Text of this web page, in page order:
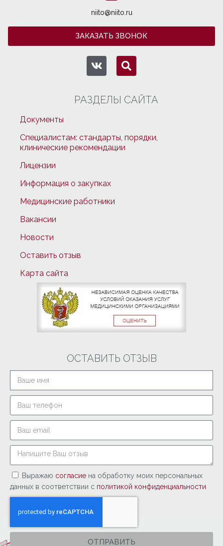
niito@niito.ru
ЗАКАЗАТЬ ЗВОНОК
РАЗДЕЛЫ САЙТА
Документы
Специалистам: стандарты, порядки,
клинические рекомендации
Лицензии
Информация о закупках
Медицинские работники
Вакансии
Новости
Оставить отзыв
Карта сайта
ОСТАВИТЬ ОТЗЫВ
Выражаю согласие на обработку моих персональных
данных в соответствии с политикой конфиденциальности
ОТПРАВИТЬ